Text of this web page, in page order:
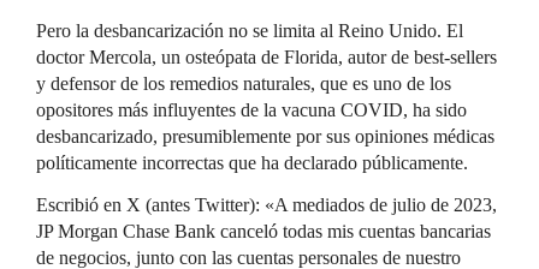
Pero la desbancarización no se limita al Reino Unido. El
doctor Mercola, un osteópata de Florida, autor de best-sellers
y defensor de los remedios naturales, que es uno de los
opositores más influyentes de la vacuna COVID, ha sido
desbancarizado, presumiblemente por sus opiniones médicas
políticamente incorrectas que ha declarado públicamente.
Escribió en X (antes Twitter): «A mediados de julio de 2023,
JP Morgan Chase Bank canceló todas mis cuentas bancarias
de negocios, junto con las cuentas personales de nuestro